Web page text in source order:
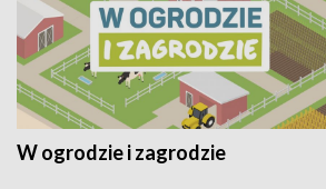
W ogrodzie i zagrodzie